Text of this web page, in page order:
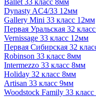
Ballet 33 класс 8мм
Dynasty AC4/33 12мм
Gallery Mini 33 класс 12мм
Первая Уральская 32
Vernissage 33 класс 12мм
Первая Сибирская 32
Robinson 33 класс 8мм
Intermezzo 33 класс 8мм
Holiday 32 класс 8мм
Artisan 33 класс 9мм
Woodstock Family 33